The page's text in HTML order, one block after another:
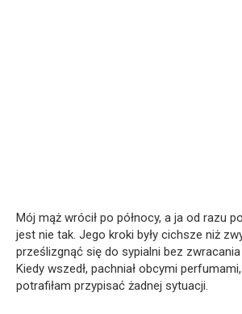
Mój mąż wrócił po północy, a ja od razu
jest nie tak. Jego kroki były cichsze niż
prześlizgnąć się do sypialni bez
Kiedy wszedł, pachniał obcymi
potrafiłam przypisać żadnej sytuacji.